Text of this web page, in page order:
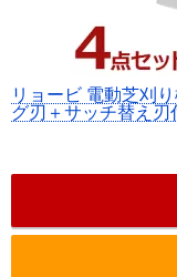
リョービ 電動芝刈
グ刃＋サッチ替え刃